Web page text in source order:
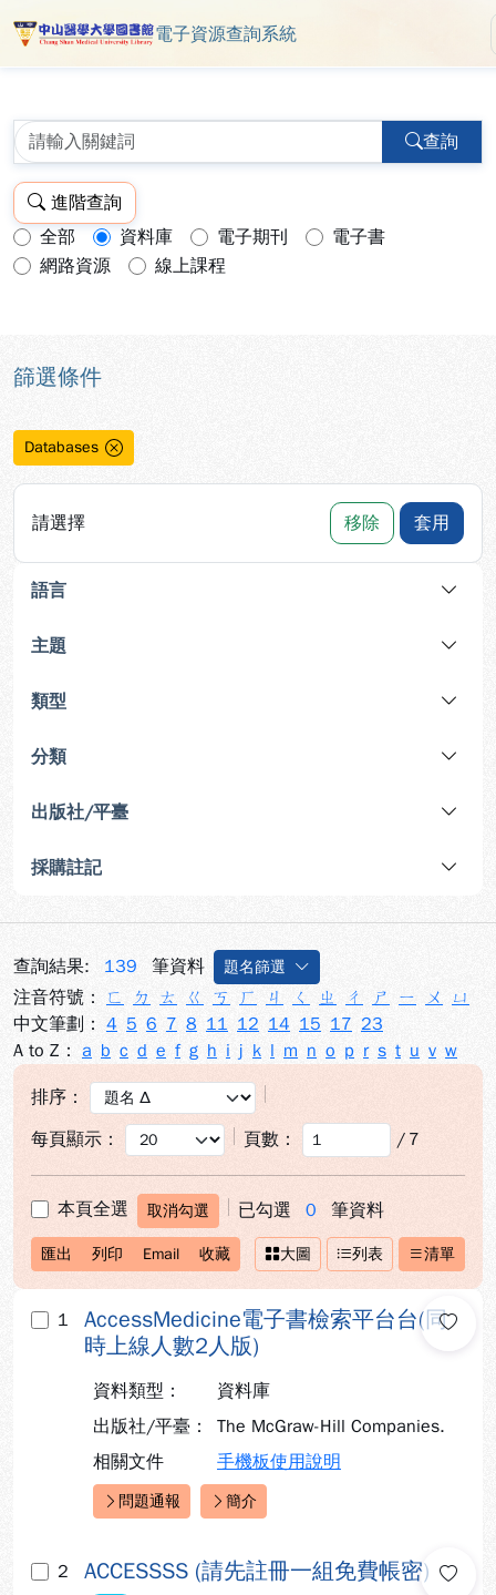
中山醫學大學圖書館 ReSearch
電子資源查詢系統
查詢
進階查詢
查詢模式：
全部 資料庫 電子期刊
電子書
網路資源
線上課程
篩選條件
Databases
請選擇 移除 套用
語言
主題
類型
分類
出版社/平臺
採購註記
查詢結果: 139 筆資料 題名篩選
注音符號： ㄈ ㄉ ㄊ ㄍ ㄎ ㄏ ㄐ ㄑ ㄓ ㄔ ㄕ ㄧ ㄨ
ㄩ
中文筆劃： 4 5 6 7 8 11 12 14 15 17 23
A to Z： a b c d e f g h i j k l m n o p r s t u v w
排序：
每頁顯示：
頁數： / 7
本頁全選 取消勾選 已勾選 0 筆資料
匯出 列印 Email 收藏 大圖 列表 清單
1
AccessMedicine電子書檢索平台台(同
時上線人數2人版)
資料類型：
資料庫
出版社/平臺：
The McGraw-Hill Companies.
相關文件
手機板使用說明
快速連結：
問題通報 簡介
2 ACCESSSS (請先註冊一組免費帳密)